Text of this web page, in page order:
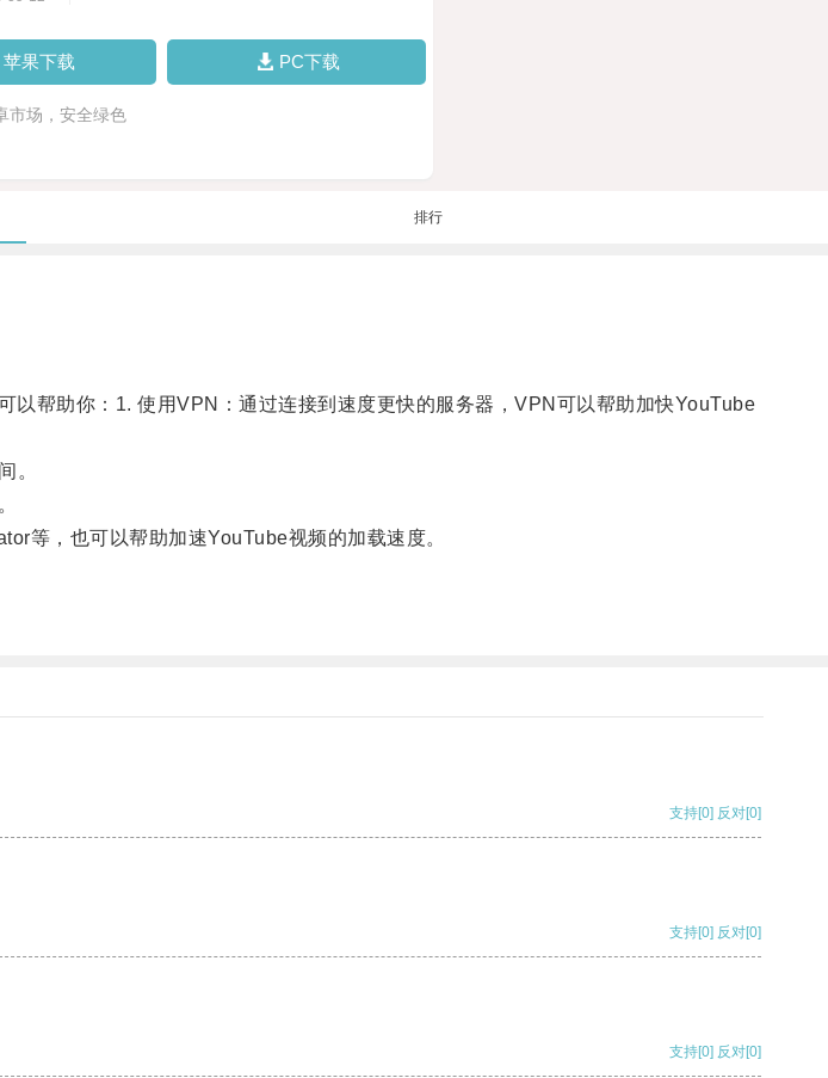
苹果下载 PC下载
市场，安全绿色
排行
帮助你：1. 使用VPN：通过连接到速度更快的服务器，VPN可以帮助加快YouTube
。
，也可以帮助加速YouTube视频的加载速度。
支持[0] 反对[0]
支持[0] 反对[0]
支持[0] 反对[0]